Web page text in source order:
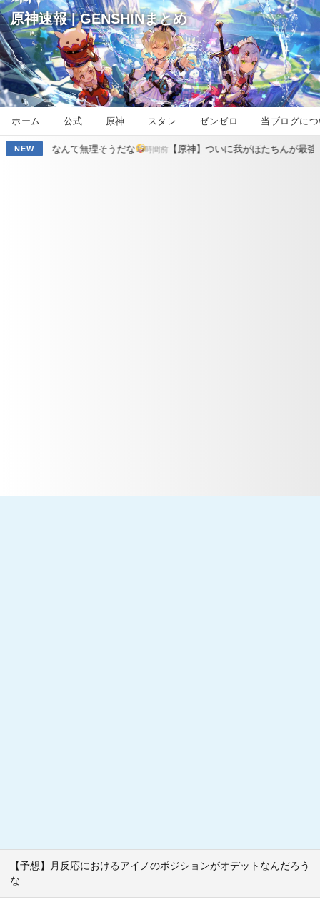
原神速報 | GENSHINまとめ
ホーム 公式 原神 スタレ ゼンゼロ 当ブログに
NEW
理そうだな13時間前【原神】ついに我がほたちんが最強になるのか14時間前
【予想】月反応におけるアイノのポジションがオデットなんだろう
な